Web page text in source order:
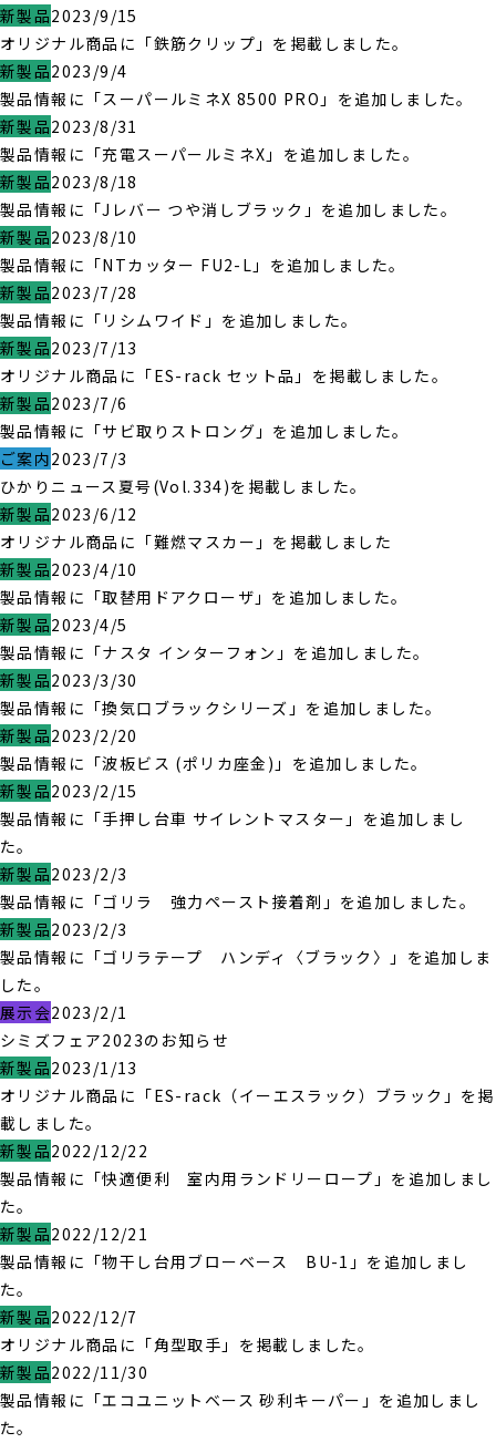
新製品2023/9/15
オリジナル商品に「鉄筋クリップ」を掲載しました。
新製品2023/9/4
製品情報に「スーパールミネX 8500 PRO」を追加しました。
新製品2023/8/31
製品情報に「充電スーパールミネX」を追加しました。
新製品2023/8/18
製品情報に「Jレバー つや消しブラック」を追加しました。
新製品2023/8/10
製品情報に「NTカッター FU2-L」を追加しました。
新製品2023/7/28
製品情報に「リシムワイド」を追加しました。
新製品2023/7/13
オリジナル商品に「ES-rack セット品」を掲載しました。
新製品2023/7/6
製品情報に「サビ取りストロング」を追加しました。
ご案内2023/7/3
ひかりニュース夏号(Vol.334)を掲載しました。
新製品2023/6/12
オリジナル商品に「難燃マスカー」を掲載しました
新製品2023/4/10
製品情報に「取替用ドアクローザ」を追加しました。
新製品2023/4/5
製品情報に「ナスタ インターフォン」を追加しました。
新製品2023/3/30
製品情報に「換気口ブラックシリーズ」を追加しました。
新製品2023/2/20
製品情報に「波板ビス (ポリカ座金)」を追加しました。
新製品2023/2/15
製品情報に「手押し台車 サイレントマスター」を追加しまし
た。
新製品2023/2/3
製品情報に「ゴリラ 強力ペースト接着剤」を追加しました。
新製品2023/2/3
製品情報に「ゴリラテープ ハンディ〈ブラック〉」を追加しま
した。
展示会2023/2/1
シミズフェア2023のお知らせ
新製品2023/1/13
オリジナル商品に「ES-rack（イーエスラック）ブラック」を掲
載しました。
新製品2022/12/22
製品情報に「快適便利 室内用ランドリーロープ」を追加しまし
た。
新製品2022/12/21
製品情報に「物干し台用ブローベース BU-1」を追加しまし
た。
新製品2022/12/7
オリジナル商品に「角型取手」を掲載しました。
新製品2022/11/30
製品情報に「エコユニットベース 砂利キーパー」を追加しまし
た。